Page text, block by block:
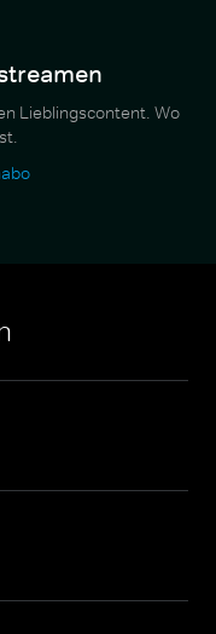
Lieblingscontent. Wo